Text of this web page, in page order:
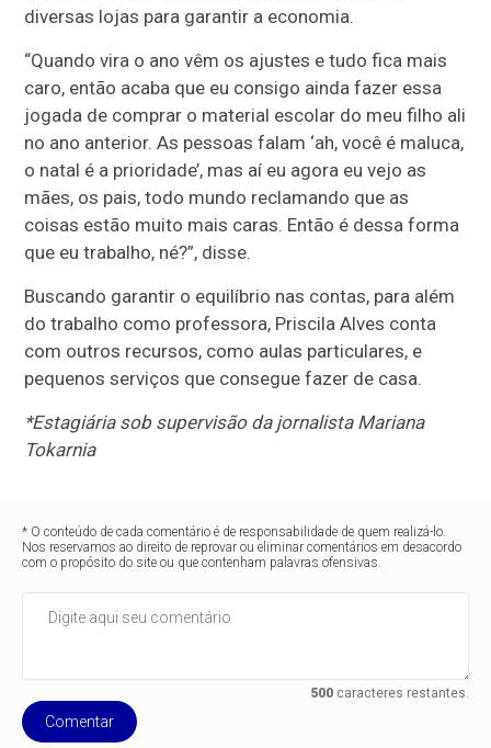
diversas lojas para garantir a economia.
“Quando vira o ano vêm os ajustes e tudo fica mais
caro, então acaba que eu consigo ainda fazer essa
jogada de comprar o material escolar do meu filho ali
no ano anterior. As pessoas falam ‘ah, você é maluca,
o natal é a prioridade’, mas aí eu agora eu vejo as
mães, os pais, todo mundo reclamando que as
coisas estão muito mais caras. Então é dessa forma
que eu trabalho, né?”, disse.
Buscando garantir o equilíbrio nas contas, para além
do trabalho como professora, Priscila Alves conta
com outros recursos, como aulas particulares, e
pequenos serviços que consegue fazer de casa.
*Estagiária sob supervisão da jornalista Mariana
Tokarnia
* O conteúdo de cada comentário é de responsabilidade de quem realizá-lo.
Nos reservamos ao direito de reprovar ou eliminar comentários em desacordo
com o propósito do site ou que contenham palavras ofensivas.
500caracteres restantes.
Comentar